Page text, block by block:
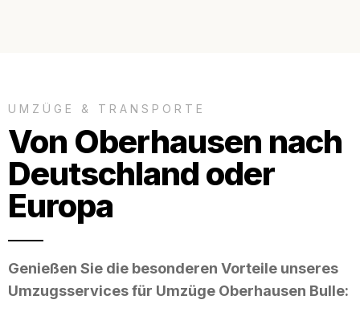
UMZÜGE & TRANSPORTE
Von Oberhausen nach
Deutschland oder
Europa
Genießen Sie die besonderen Vorteile unseres
Umzugsservices für Umzüge Oberhausen Bulle: